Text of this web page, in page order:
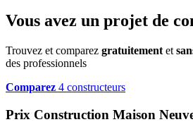
Vous avez un projet de
Trouvez et comparez gratuitement et
des professionnels
Comparez 4 constructeurs
Prix Construction Maison